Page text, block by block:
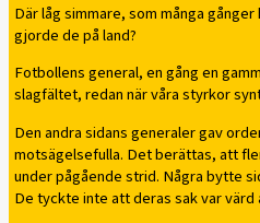
Där låg simmare, som många
gjorde de på land?
Fotbollens general, en gång en
slagfältet, redan när våra styrkor
Den andra sidans generaler gav
motsägelsefulla. Det berättas, att
under pågående strid. Några bytte
De tyckte inte att deras sak var värd